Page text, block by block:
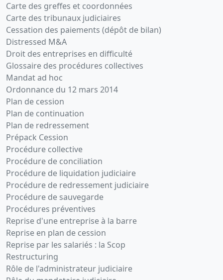
Carte des greffes et coordonnées
Carte des tribunaux judiciaires
Cessation des paiements (dépôt de bilan)
Distressed M&A
Droit des entreprises en difficulté
Glossaire des procédures collectives
Mandat ad hoc
Ordonnance du 12 mars 2014
Plan de cession
Plan de continuation
Plan de redressement
Prépack Cession
Procédure collective
Procédure de conciliation
Procédure de liquidation judiciaire
Procédure de redressement judiciaire
Procédure de sauvegarde
Procédures préventives
Reprise d'une entreprise à la barre
Reprise en plan de cession
Reprise par les salariés : la Scop
Restructuring
Rôle de l'administrateur judiciaire